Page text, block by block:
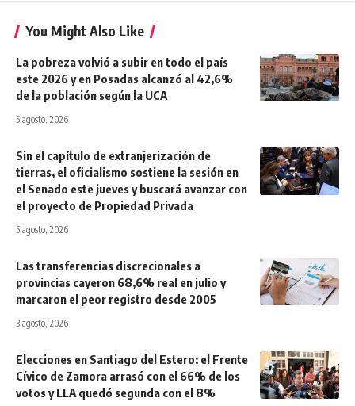
You Might Also Like
La pobreza volvió a subir en todo el país
este 2026 y en Posadas alcanzó al 42,6%
de la población según la UCA
5 agosto, 2026
Sin el capítulo de extranjerización de
tierras, el oficialismo sostiene la sesión en
el Senado este jueves y buscará avanzar con
el proyecto de Propiedad Privada
5 agosto, 2026
Las transferencias discrecionales a
provincias cayeron 68,6% real en julio y
marcaron el peor registro desde 2005
3 agosto, 2026
Elecciones en Santiago del Estero: el Frente
Cívico de Zamora arrasó con el 66% de los
votos y LLA quedó segunda con el 8%